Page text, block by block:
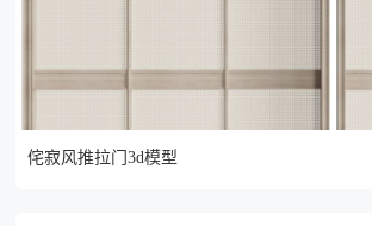
侘寂风推拉门3d模型